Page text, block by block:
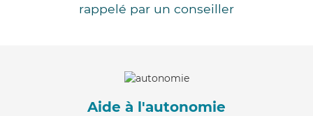
rappelé par un conseiller
Aide à l'autonomie